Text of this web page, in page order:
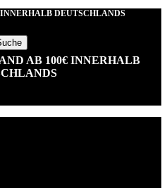
DEUTSCHLANDS
AB 100€ INNERHALB